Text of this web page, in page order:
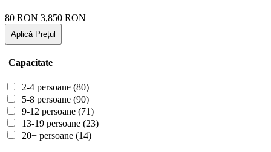
80 RON 3,850 RON
Aplică Prețul
Capacitate
2-4 persoane (80)
5-8 persoane (90)
9-12 persoane (71)
13-19 persoane (23)
20+ persoane (14)